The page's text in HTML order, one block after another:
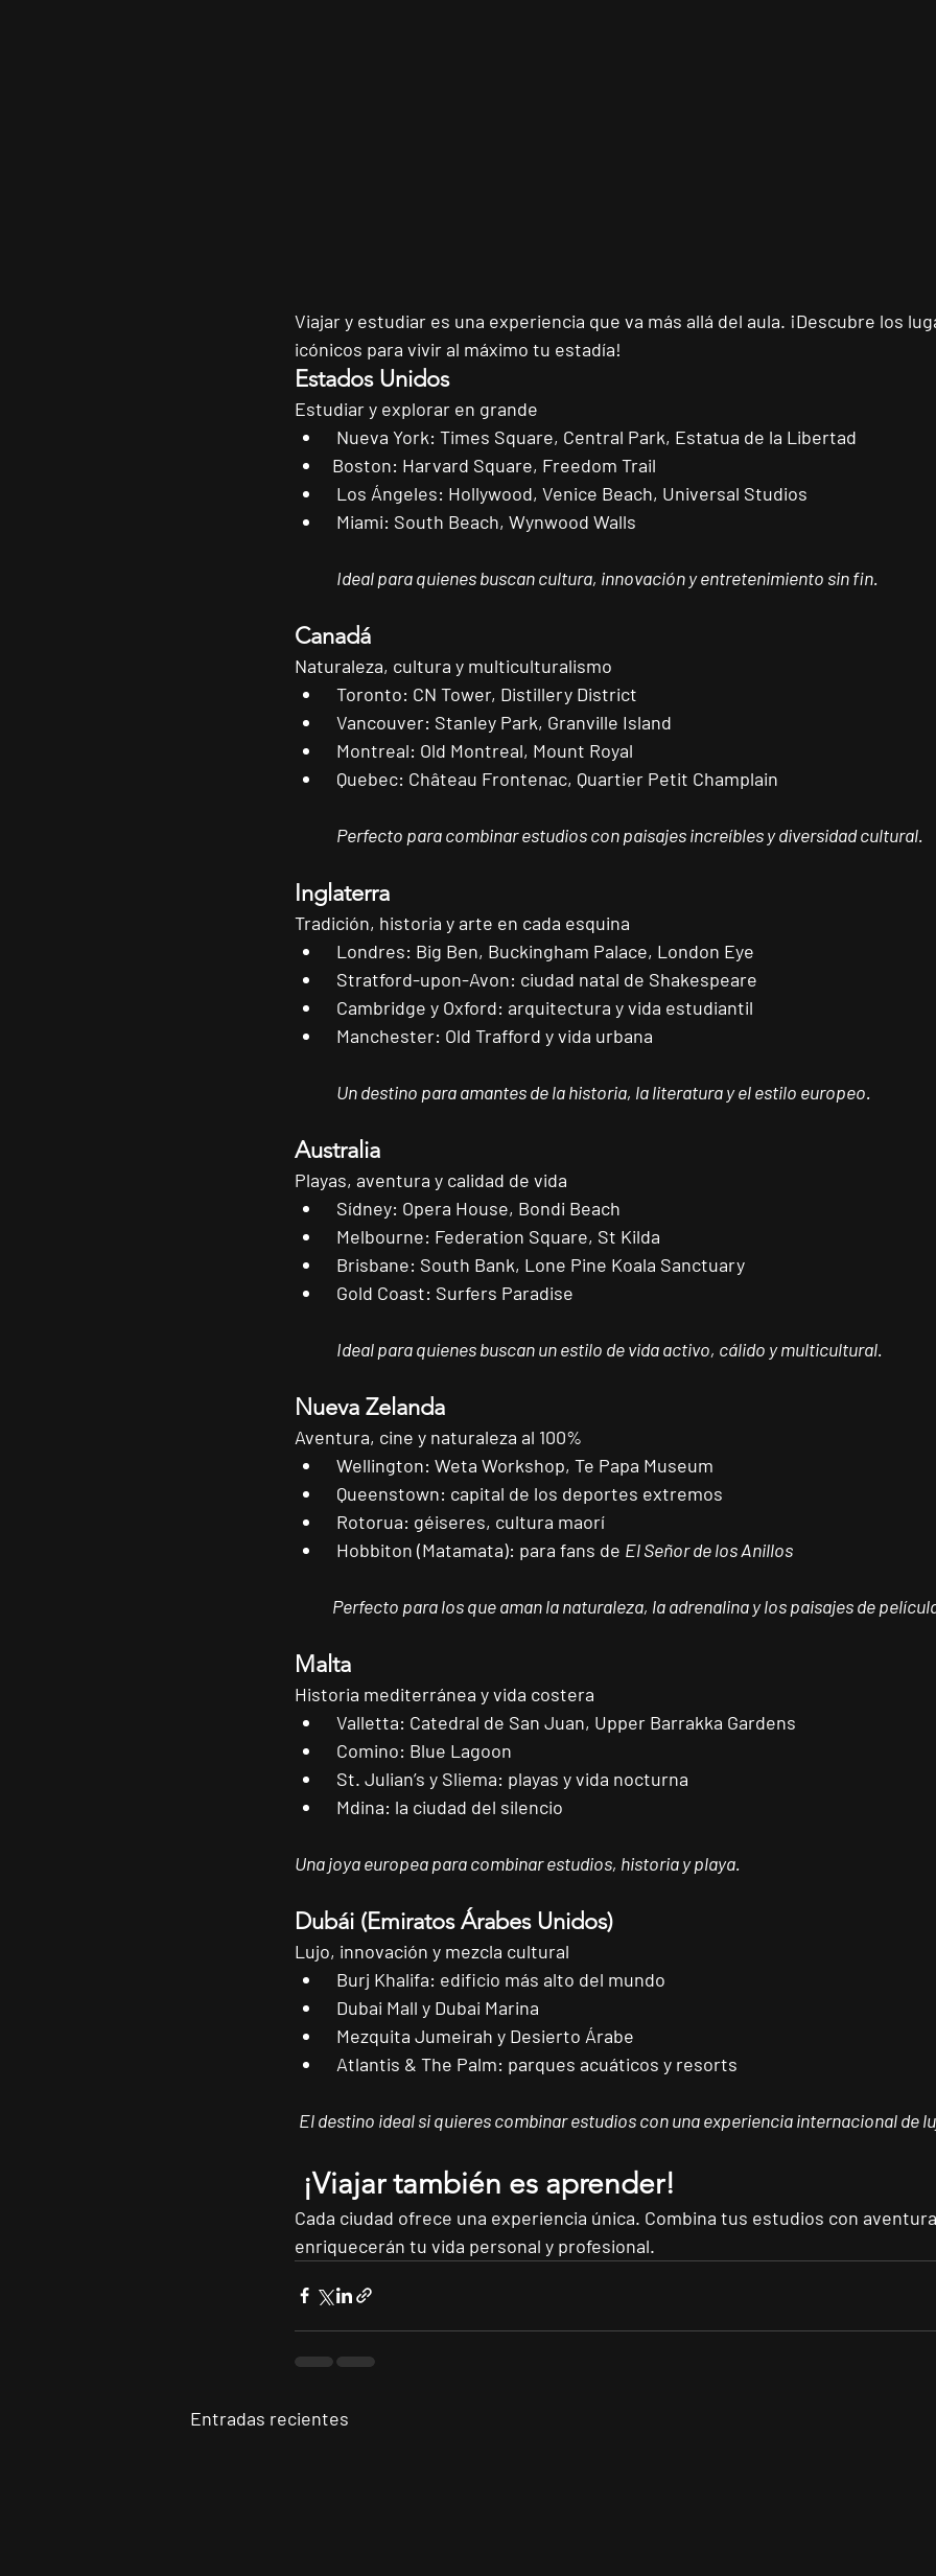
Viajar y estudiar es una experiencia que va más allá del aula. ¡Descubre los
icónicos para vivir al máximo tu estadía!
Estados Unidos
Estudiar y explorar en grande
Nueva York: Times Square, Central Park, Estatua de la Libertad
Boston: Harvard Square, Freedom Trail
Los Ángeles: Hollywood, Venice Beach, Universal Studios
Miami: South Beach, Wynwood Walls
Ideal para quienes buscan cultura, innovación y entretenimiento sin fin.
Canadá
Naturaleza, cultura y multiculturalismo
Toronto: CN Tower, Distillery District
Vancouver: Stanley Park, Granville Island
Montreal: Old Montreal, Mount Royal
Quebec: Château Frontenac, Quartier Petit Champlain
Perfecto para combinar estudios con paisajes increíbles y diversidad cultural.
Inglaterra
Tradición, historia y arte en cada esquina
Londres: Big Ben, Buckingham Palace, London Eye
Stratford-upon-Avon: ciudad natal de Shakespeare
Cambridge y Oxford: arquitectura y vida estudiantil
Manchester: Old Trafford y vida urbana
Un destino para amantes de la historia, la literatura y el estilo europeo.
Australia
Playas, aventura y calidad de vida
Sídney: Opera House, Bondi Beach
Melbourne: Federation Square, St Kilda
Brisbane: South Bank, Lone Pine Koala Sanctuary
Gold Coast: Surfers Paradise
Ideal para quienes buscan un estilo de vida activo, cálido y multicultural.
Nueva Zelanda
Aventura, cine y naturaleza al 100%
Wellington: Weta Workshop, Te Papa Museum
Queenstown: capital de los deportes extremos
Rotorua: géiseres, cultura maorí
Hobbiton (Matamata): para fans de El Señor de los Anillos
Perfecto para los que aman la naturaleza, la adrenalina y los paisajes de
Malta
Historia mediterránea y vida costera
Valletta: Catedral de San Juan, Upper Barrakka Gardens
Comino: Blue Lagoon
St. Julian’s y Sliema: playas y vida nocturna
Mdina: la ciudad del silencio
Una joya europea para combinar estudios, historia y playa.
Dubái (Emiratos Árabes Unidos)
Lujo, innovación y mezcla cultural
Burj Khalifa: edificio más alto del mundo
Dubai Mall y Dubai Marina
Mezquita Jumeirah y Desierto Árabe
Atlantis & The Palm: parques acuáticos y resorts
El destino ideal si quieres combinar estudios con una experiencia internacional de
¡Viajar también es aprender!
Cada ciudad ofrece una experiencia única. Combina tus estudios con
enriquecerán tu vida personal y profesional.
Entradas recientes